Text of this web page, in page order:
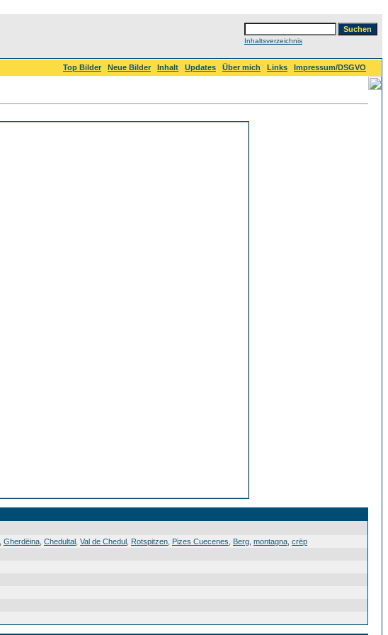
Inhaltsverzeichnis
Top Bilder Neue Bilder Inhalt Updates Über mich Links
Impressum/DSGVO
Gherdëina Chedultal Val de Chedul Rotspitzen Pizes Cuecenes Berg montagna crëp